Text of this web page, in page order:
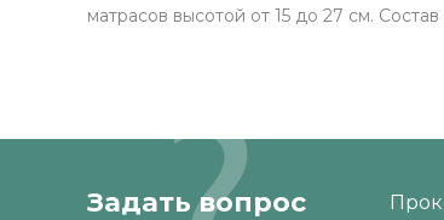
матрасов высотой от 15 до 27 см.
Задать вопрос